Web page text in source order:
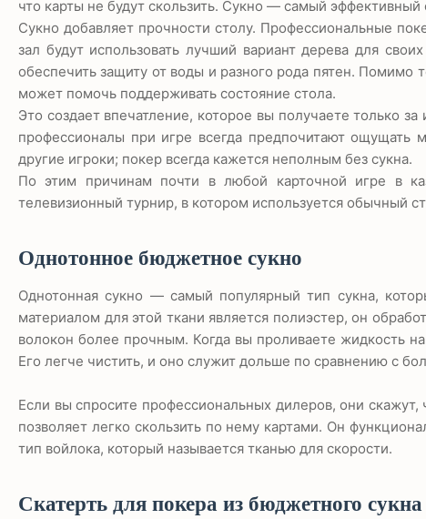
что карты не будут скользить. Сукно — самый
Сукно добавляет прочности столу. Профессиональные
зал будут использовать лучший вариант дерева для
обеспечить защиту от воды и разного рода пятен.
может помочь поддерживать состояние стола.
Это создает впечатление, которое вы получаете только
профессионалы при игре всегда предпочитают ощущать
другие игроки; покер всегда кажется неполным без сукна.
По этим причинам почти в любой карточной игре в
телевизионный турнир, в котором используется обычный
Однотонное бюджетное сукно
Однотонная сукно — самый популярный тип сукна,
материалом для этой ткани является полиэстер, он
волокон более прочным. Когда вы проливаете жидкость
Его легче чистить, и оно служит дольше по сравнению с
Если вы спросите профессиональных дилеров, они
позволяет легко скользить по нему картами. Он
тип войлока, который называется тканью для скорости.
Скатерть для покера из бюджетного сукна